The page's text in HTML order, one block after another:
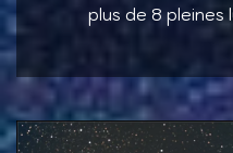
plus de 8 pleines